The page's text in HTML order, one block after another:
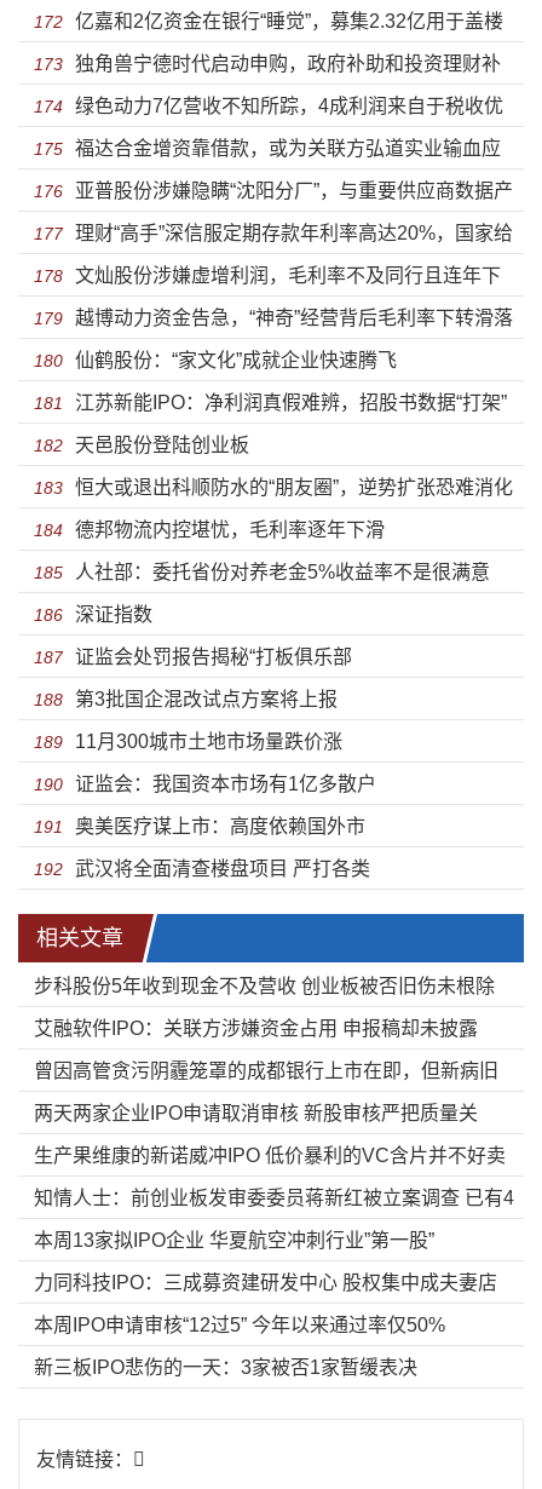
展水平不匹配
172 亿嘉和2亿资金在银行“睡觉”，募集2.32亿用于盖楼
173 独角兽宁德时代启动申购，政府补助和投资理财补
贴利润下滑
174 绿色动力7亿营收不知所踪，4成利润来自于税收优
惠
175 福达合金增资靠借款，或为关联方弘道实业输血应
对银行追责
176 亚普股份涉嫌隐瞒“沈阳分厂”，与重要供应商数据产
生“分歧”
177 理财“高手”深信服定期存款年利率高达20%，国家给
予大量税收优惠却不思“回报”
178 文灿股份涉嫌虚增利润，毛利率不及同行且连年下
滑
179 越博动力资金告急，“神奇”经营背后毛利率下转滑落
180 仙鹤股份：“家文化”成就企业快速腾飞
181 江苏新能IPO：净利润真假难辨，招股书数据“打架”
严重
182 天邑股份登陆创业板
183 恒大或退出科顺防水的“朋友圈”，逆势扩张恐难消化
184 德邦物流内控堪忧，毛利率逐年下滑
185 人社部：委托省份对养老金5%收益率不是很满意
186 深证指数
187 证监会处罚报告揭秘“打板俱乐部
188 第3批国企混改试点方案将上报
189 11月300城市土地市场量跌价涨
190 证监会：我国资本市场有1亿多散户
191 奥美医疗谋上市：高度依赖国外市
192 武汉将全面清查楼盘项目 严打各类
相关文章
步科股份5年收到现金不及营收 创业板被否旧伤未根除
艾融软件IPO：关联方涉嫌资金占用 申报稿却未披露
曾因高管贪污阴霾笼罩的成都银行上市在即，但新病旧
疾仍需待解
两天两家企业IPO申请取消审核 新股审核严把质量关
生产果维康的新诺威冲IPO 低价暴利的VC含片并不好卖
知情人士：前创业板发审委委员蒋新红被立案调查 已有4
人被查
本周13家拟IPO企业 华夏航空冲刺行业”第一股”
力同科技IPO：三成募资建研发中心 股权集中成夫妻店
本周IPO申请审核“12过5” 今年以来通过率仅50%
新三板IPO悲伤的一天：3家被否1家暂缓表决
友情链接：